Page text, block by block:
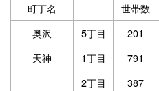
町丁名 世帯数
奥沢
5丁目 201
天神
1丁目 791
2丁目
387